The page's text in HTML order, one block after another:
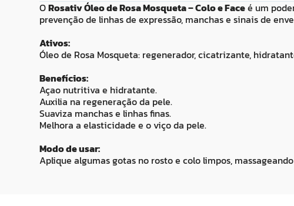
ORosativ Óleo de Rosa Mosqueta – Colo e Faceé um
prevenção de linhas de expressão, manchas e sinais de
Ativos:
Óleo de Rosa Mosqueta: regenerador, cicatrizante,
Benefícios:
Açao nutritiva e hidratante.
Auxilia na regeneração da pele.
Suaviza manchas e linhas finas.
Melhora a elasticidade e o viço da pele.
Modo de usar:
Aplique algumas gotas no rosto e colo limpos,